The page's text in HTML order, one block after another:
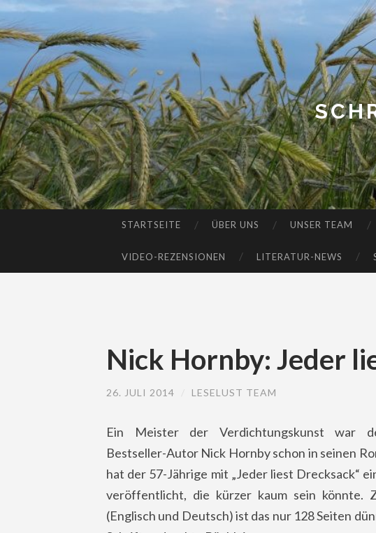
STARTSEITE ÜBER UNS UNSER TEAM
VIDEO-REZENSIONEN LITERATUR-NEWS
Nick Hornby: Jeder
26. JULI 2014 LESELUST TEAM
Ein Meister der Verdichtungskunst war
Bestseller-Autor Nick Hornby schon in seinen
hat der 57-Jährige mit „Jeder liest Drecksack“
veröffentlicht, die kürzer kaum sein könnte.
(Englisch und Deutsch) ist das nur 128 Seiten